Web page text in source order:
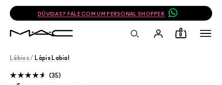
DÚVIDAS? FALE COM UM PERSONAL SHOPPER
0
Lábios / Lápis Labial
35